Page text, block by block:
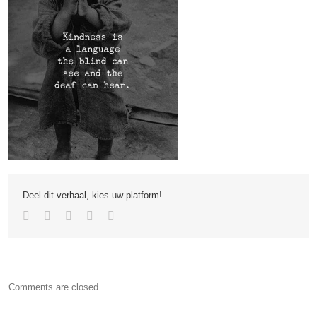
Deel dit verhaal, kies uw platform!
Comments are closed.